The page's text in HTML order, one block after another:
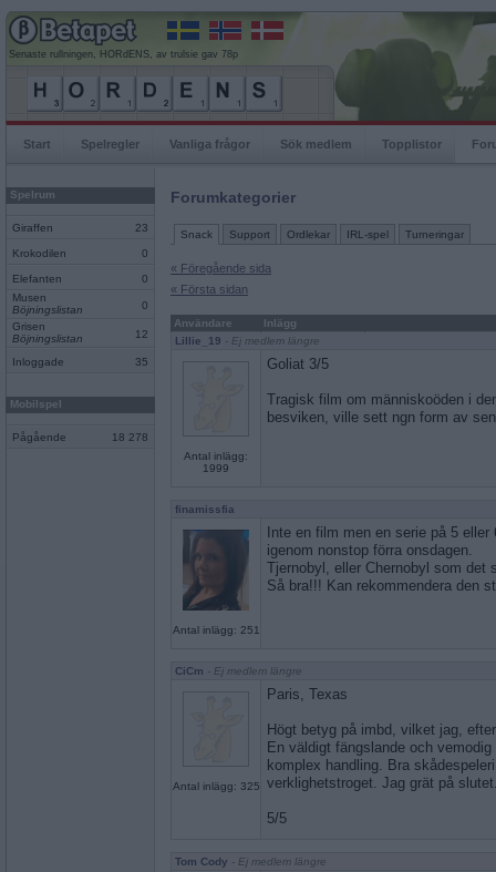
Senaste rullningen, HORdENS, av trulsie gav 78p
Start Spelregler Vanliga frågor Sök medlem Topplistor
Spelrum
Giraffen 23
Krokodilen 0
Elefanten
0
Musen
Böjningslistan
0
Grisen
Böjningslistan
12
Inloggade 35
Mobilspel
Pågående 18 278
Forumkategorier
Snack Support Ordlekar IRL-spel Turneringar
« Föregående sida
« Första sidan
Användare
Inlägg
Lillie_19 - Ej medlem längre
Antal inlägg:
1999
Goliat 3/5
Tragisk film om människoöden i
besviken, ville sett ngn form av
finamissfia
Antal inlägg: 251
Inte en film men en serie på 5
igenom nonstop förra onsdagen.
Tjernobyl, eller Chernobyl som det
Så bra!!! Kan rekommendera den
CiCm - Ej medlem längre
Antal inlägg: 325
Paris, Texas
Högt betyg på imbd, vilket jag,
En väldigt fängslande och
komplex handling. Bra
verklighetstroget. Jag grät på
5/5
Tom Cody - Ej medlem längre